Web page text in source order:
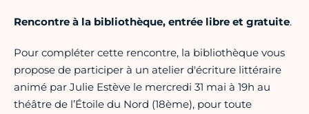
Rencontre à la bibliothèque, entrée libre et gratuite.
Pour compléter cette rencontre, la bibliothèque vous
propose de participer à un atelier d'écriture littéraire
animé par Julie Estève le mercredi 31 mai à 19h au
théâtre de l’Étoile du Nord (18ème), pour toute